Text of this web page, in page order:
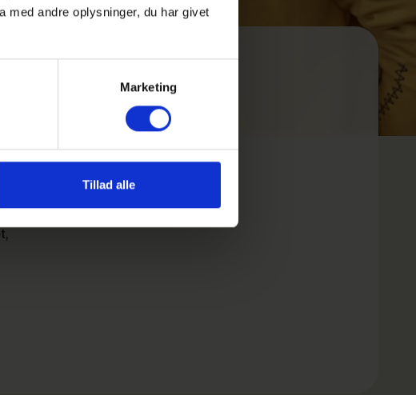
med andre oplysninger, du har givet
Marketing
Tillad alle
19